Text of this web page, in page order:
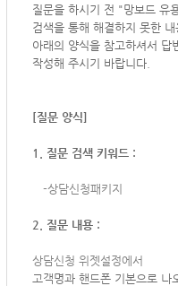
질문을 하시기 전 "망보드 유
검색을 통해 해결하지 못한 내
아래의 양식을 참고하셔서 답
작성해 주시기 바랍니다.
[질문 양식]
1. 질문 검색 키워드 :
-상담신청패키지
2. 질문 내용 :
상담신청 위젯설정에서
고객명과 핸드폰 기본으로 나